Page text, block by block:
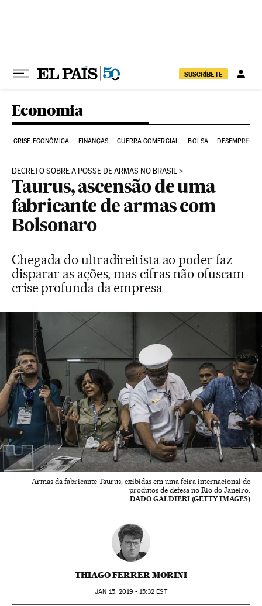
SUSCRÍBETE
Economia
CRISE ECONÔMICA FINANÇAS GUERRA COMERCIAL BOLSA DESEMPREGO
DECRETO SOBRE A POSSE DE ARMAS NO BRASIL
Taurus, ascensão de uma
fabricante de armas com
Bolsonaro
Chegada do ultradireitista ao poder faz
disparar as ações, mas cifras não ofuscam
crise profunda da empresa
Armas da fabricante Taurus, exibidas em uma feira internacional de
produtos de defesa no Rio do Janeiro.
DADO GALDIERI (GETTY IMAGES)
THIAGO FERRER MORINI
JAN 15, 2019 - 15:32 EST